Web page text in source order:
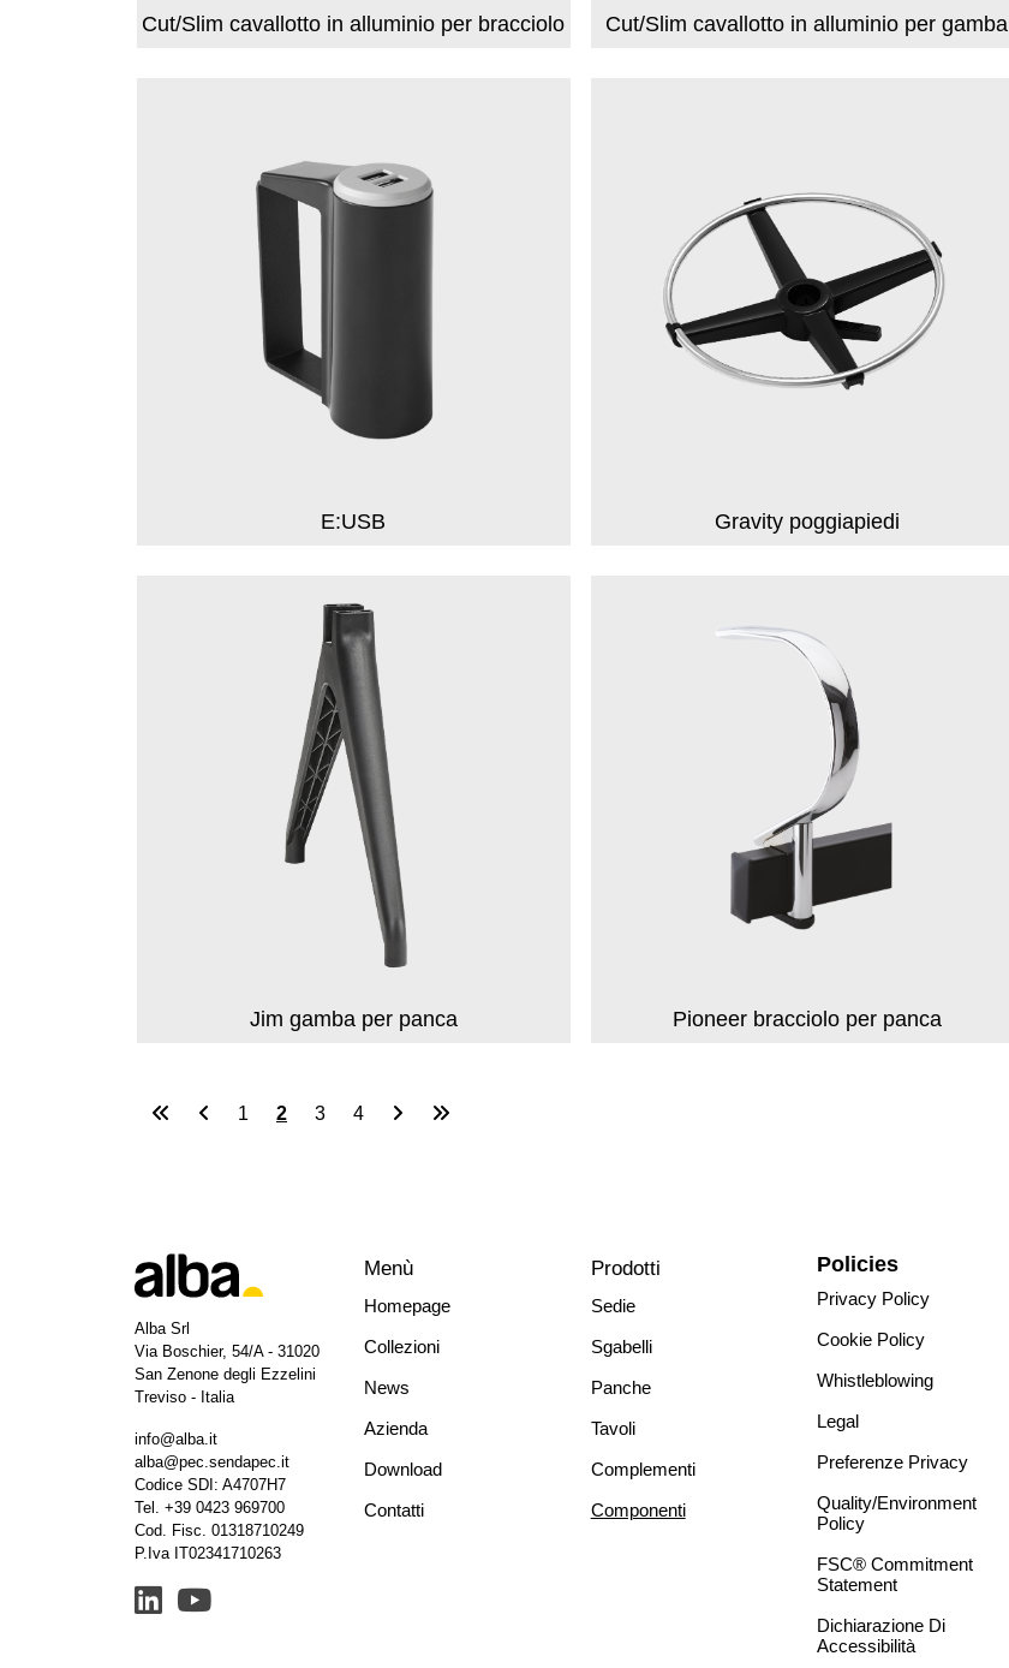
Cut/Slim cavallotto in alluminio per bracciolo Cut/Slim cavallotto in alluminio per gamba
E:USB Gravity poggiapiedi
Jim gamba per panca Pioneer bracciolo per panca
1 2 3 4
Alba Srl
Via Boschier, 54/A - 31020
San Zenone degli Ezzelini
Treviso - Italia
info@alba.it
alba@pec.sendapec.it
Codice SDI: A4707H7
Tel. +39 0423 969700
Cod. Fisc. 01318710249
P.Iva IT02341710263
Menù
Homepage
Collezioni
News
Azienda
Download
Contatti
Prodotti
Sedie
Sgabelli
Panche
Tavoli
Complementi
Componenti
Policies
Privacy Policy
Cookie Policy
Whistleblowing
Legal
Preferenze Privacy
Quality/Environment
Policy
FSC® Commitment
Statement
Dichiarazione Di
Accessibilità